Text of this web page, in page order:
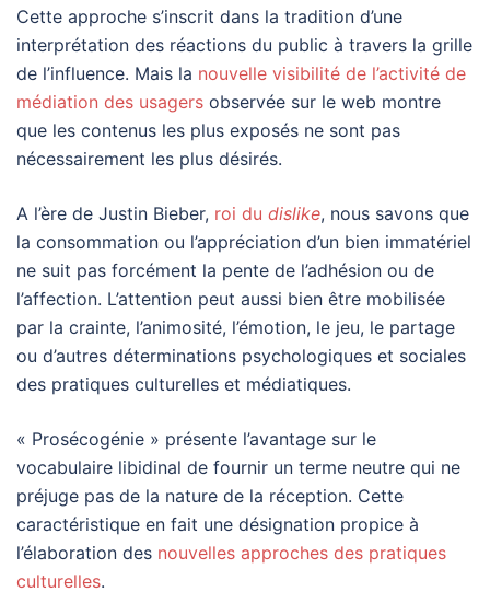
Cette approche s’inscrit dans la tradition d’une
interprétation des réactions du public à travers la grille
de l’influence. Mais la nouvelle visibilité de l’activité de
médiation des usagers observée sur le web montre
que les contenus les plus exposés ne sont pas
nécessairement les plus désirés.
A l’ère de Justin Bieber, roi du dislike, nous savons que
la consommation ou l’appréciation d’un bien immatériel
ne suit pas forcément la pente de l’adhésion ou de
l’affection. L’attention peut aussi bien être mobilisée
par la crainte, l’animosité, l’émotion, le jeu, le partage
ou d’autres déterminations psychologiques et sociales
des pratiques culturelles et médiatiques.
« Prosécogénie » présente l’avantage sur le
vocabulaire libidinal de fournir un terme neutre qui ne
préjuge pas de la nature de la réception. Cette
caractéristique en fait une désignation propice à
l’élaboration des nouvelles approches des pratiques
culturelles.